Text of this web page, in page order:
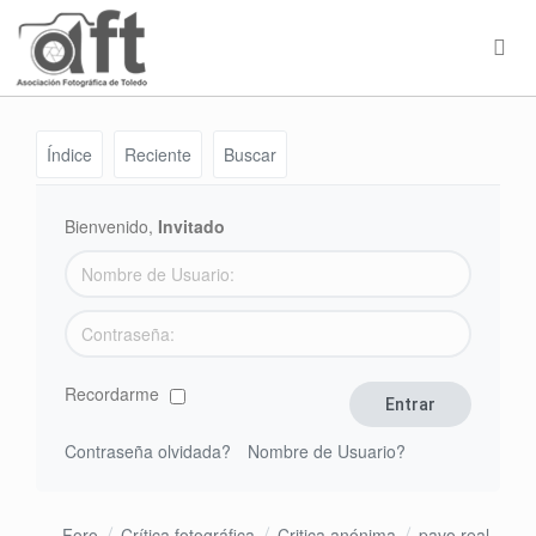
Índice Reciente Buscar
Bienvenido, Invitado
Recordarme
Contraseña olvidada? Nombre de Usuario?